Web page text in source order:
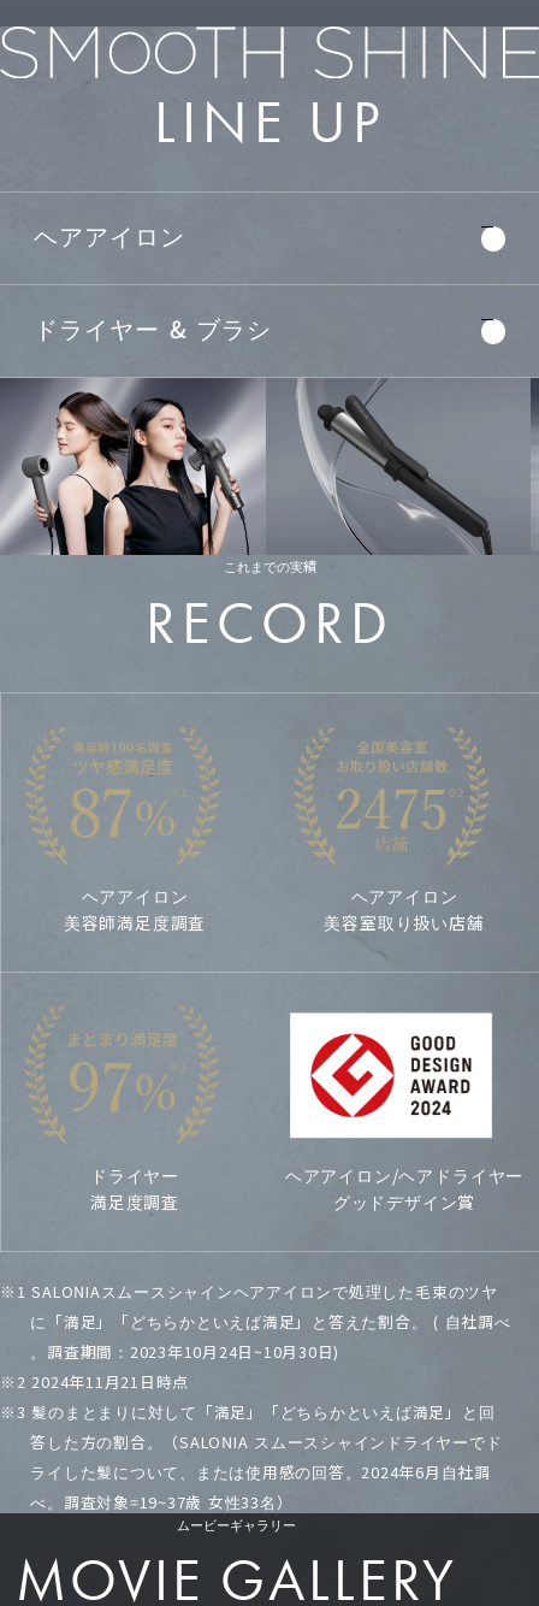
LINE UP
ヘアアイロン
ストレート
ヘアアイロン
ドライヤー & ブラシ
ドライヤー
スマート
ドライヤー
ブラシ
Smooth Shine Hair Straightener
スムースシャイン
ストレートヘアアイロン
24mm
#シルク髪アイロン
GRAY
オンラインで購
入する
公式サイト その他ECサイト
これまでの実績
RECORD
ヘアアイロン
美容師満足度調査
ヘアアイロン
美容室取り扱い店舗
ドライヤー
満足度調査
ヘアアイロン/ヘアドライヤー
グッドデザイン賞
※1 SALONIAスムースシャインヘアアイロンで処理した毛束のツヤ
に「満足」「どちらかといえば満足」と答えた割合。 ( 自社調べ
。調査期間：2023年10月24日~10月30日)
※2 2024年11月21日時点
※3 髪のまとまりに対して「満足」「どちらかといえば満足」と回
答した方の割合。（SALONIA スムースシャインドライヤーでド
ライした髪について、または使用感の回答。2024年6月自社調
べ。調査対象=19~37歳 女性33名）
ムービーギャラリー
MOVIE GALLERY